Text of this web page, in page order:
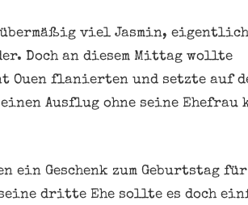
viel Jasmin,
Doch an diesem Mittag wollte
Ouen flanierten und setzte auf
Ausflug ohne seine Ehefrau
Geschenk zum Geburtstag
dritte Ehe sollte es doch